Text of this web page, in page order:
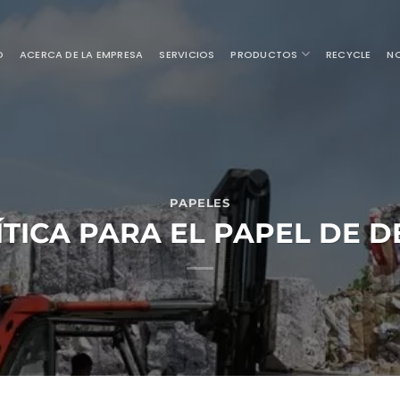
ACERCA DE LA EMPRESA SERVICIOS PRODUCTOS RECYCLE
PAPELES
PARA EL PAPEL DE